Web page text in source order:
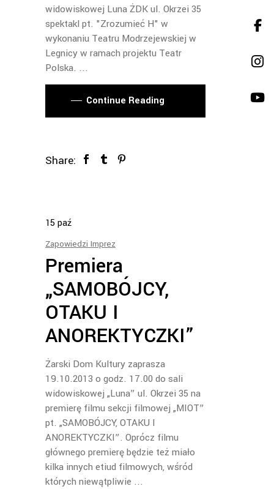
widowiskowej Luna ŻDK ul. Okrzei 35
spektakl pt. "Zrozumieć H" w
wykonaniu Teatru Modrzejewskiej w
Legnicy w ramach projektu Teatr
Polska.
Continue Reading
Share:
15 paź
Zapowiedzi Imprez
Premiera
„SAMOBÓJCY,
OTAKU I
ANOREKTYCZKI”
Żarski Dom Kultury zaprasza
19.10.2013 o godz. 17.00 do sali
widowiskowej „Luna” ul. Okrzei 35 na
premierę filmu sekcji filmowej „MIOT”
pt. „SAMOBÓJCY, OTAKU I
ANOREKTYCZKI”. Oprócz filmu
głównego premierę będzie też miało
kilka innych etiud filmowych, wśród
których niewątpliwie